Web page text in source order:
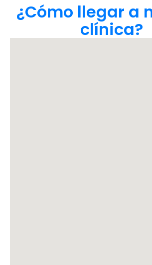
¿Cómo llegar a
clínica?